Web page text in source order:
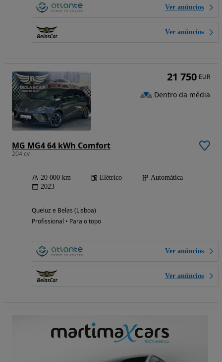
Ver anúncios
Ver anúncios
MG MG4 64 kWh Comfort
204 cv
20 000 km Elétrico
Automática
2023
Queluz e Belas (Lisboa)
Profissional • Para o topo
Ver anúncios
Ver anúncios
21 750 EUR
Dentro da média